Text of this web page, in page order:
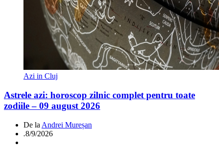
Azi in Cluj
Astrele azi: horoscop zilnic complet pentru toate
zodiile – 09 august 2026
De la Andrei Mureșan
.8/9/2026